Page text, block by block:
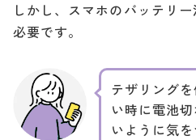
しかし、スマホのバッテリ
必要です。
テザリング
い時に電池
いように気を